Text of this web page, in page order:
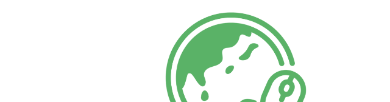
（Dindin） * 個人部落格：~窗外~ By the Window * 料理年資：烹飪20
年，烘焙3年 * 最愛的麵包食材：起司、橄欖油 * 主要料理理念：新鮮食
材、簡易調理、創意呈現 * 麵包料理小敝步：堅果與果乾是麵包好食材 * 養
生與環保觀點：避免外食，多攝取蔬果並食用當季新鮮自然的物產，簡化
生活與飲食習慣，縮短食物製程與調理時間。